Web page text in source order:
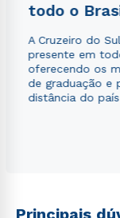
todo o
A Cruzeiro do
presente em
oferecendo os
de graduação e
distância do país
Principais
Estou de
autorizo que
envio de